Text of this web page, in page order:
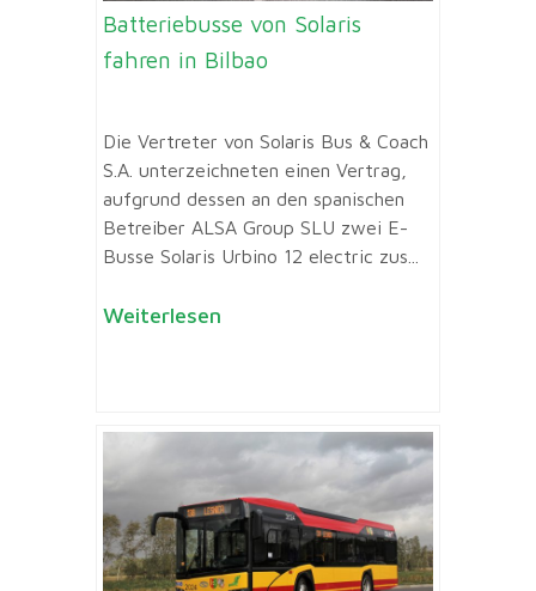
Batteriebusse von Solaris
fahren in Bilbao
Die Vertreter von Solaris Bus & Coach
S.A. unterzeichneten einen Vertrag,
aufgrund dessen an den spanischen
Betreiber ALSA Group SLU zwei E-
Busse Solaris Urbino 12 electric zus...
Weiterlesen